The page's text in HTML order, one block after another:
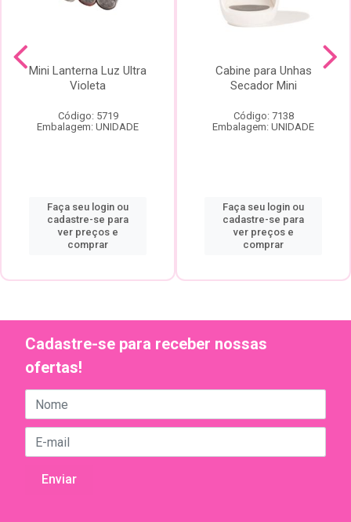
Mini Lanterna Luz Ultra
Violeta
Código: 5719
Embalagem: UNIDADE
Faça seu login ou
cadastre-se para
ver preços e
comprar
Cabine para Unhas
Secador Mini
Código: 7138
Embalagem: UNIDADE
Faça seu login ou
cadastre-se para
ver preços e
comprar
Cadastre-se para receber nossas
ofertas!